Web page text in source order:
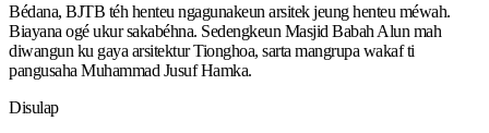
Bédana, BJTB téh henteu ngagunakeun arsitek jeung henteu méwah.
Biayana ogé ukur sakabéhna. Sedengkeun Masjid Babah Alun mah
diwangun ku gaya arsitektur Tionghoa, sarta mangrupa wakaf ti
pangusaha Muhammad Jusuf Hamka.
Disulap